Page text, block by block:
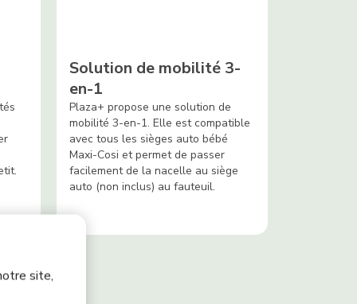
site,
Solution de mobilité 3-
en-1
Plaza+ propose une solution de
mobilité 3-en-1. Elle est compatible
avec tous les sièges auto bébé
Maxi-Cosi et permet de passer
facilement de la nacelle au siège
auto (non inclus) au fauteuil.